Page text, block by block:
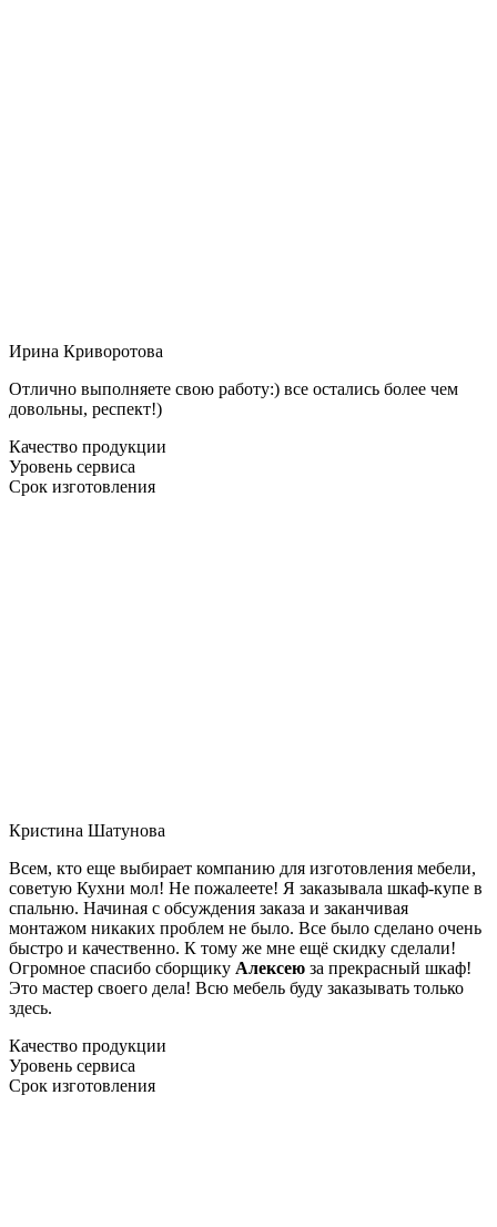
Ирина Криворотова
Отлично выполняете свою работу:) все остались более чем
довольны, респект!)
Качество продукции
Уровень сервиса
Срок изготовления
Кристина Шатунова
Всем, кто еще выбирает компанию для изготовления мебели,
советую Кухни мол! Не пожалеете! Я заказывала шкаф-купе в
спальню. Начиная с обсуждения заказа и заканчивая
монтажом никаких проблем не было. Все было сделано очень
быстро и качественно. К тому же мне ещё скидку сделали!
Огромное спасибо сборщику Алексею за прекрасный шкаф!
Это мастер своего дела! Всю мебель буду заказывать только
здесь.
Качество продукции
Уровень сервиса
Срок изготовления